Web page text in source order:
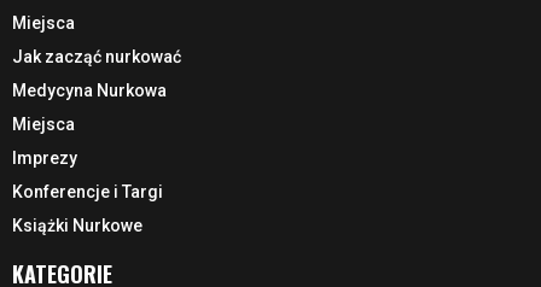
Miejsca
Jak zacząć nurkować
Medycyna Nurkowa
Miejsca
Imprezy
Konferencje i Targi
Książki Nurkowe
KATEGORIE